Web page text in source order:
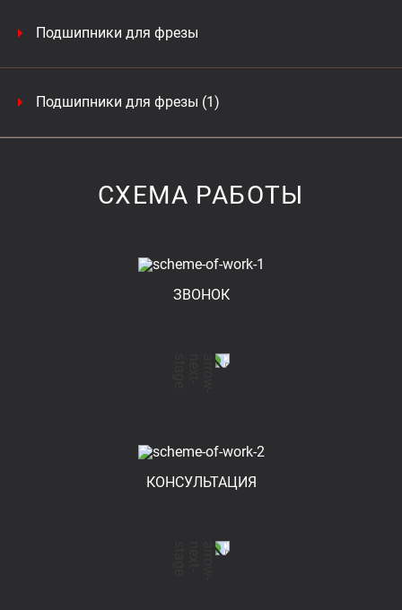
Подшипники для фрезы
Подшипники для фрезы (1)
СХЕМА РАБОТЫ
ЗВОНОК
КОНСУЛЬТАЦИЯ